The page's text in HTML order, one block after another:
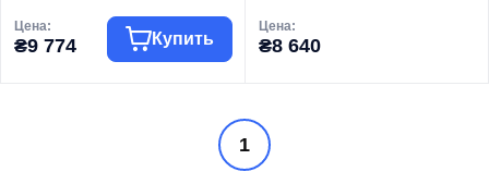
Цена:
₴9 774 Купить
ROHO
Водяной теплый
Цена:
₴8 640
Торговая марка
Тип изделия
1